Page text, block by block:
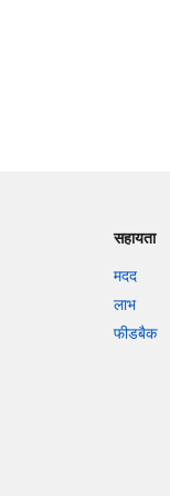
सहायता
मदद
लाभ
फीडबैक